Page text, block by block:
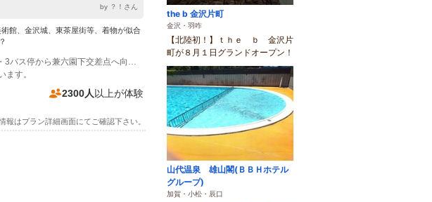
by ？！さん
館、金沢城、東茶屋街等、着物が似合
(1)兼六園入口より 徒歩１分。兼六園下・金沢城2・3バス停から兼六園下交差点へ向かい、兼六園方面へ左折します。
ます。
2300人 以上が体験
報はプラン詳細画面にてご確認下さい。
the b 金沢片町
金沢・羽咋
【北陸初！】ｔｈｅ ｂ 金沢片
町が８月１日グランドオープン！
山代温泉 雄山閣(ＢＢＨホテル
グループ)
加賀・小松・辰口